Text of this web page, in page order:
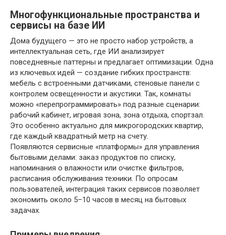
Многофункциональные пространства и
сервисы на базе ИИ
Дома будущего — это не просто набор устройств, а
интеллектуальная сеть, где ИИ анализирует
повседневные паттерны и предлагает оптимизации. Одна
из ключевых идей — создание гибких пространств:
мебель с встроенными датчиками, стеновые панели с
контролем освещенности и акустики. Так, комнаты
можно «перепрограммировать» под разные сценарии:
рабочий кабинет, игровая зона, зона отдыха, спортзал.
Это особенно актуально для микрогородских квартир,
где каждый квадратный метр на счету.
Появляются сервисные «платформы» для управления
бытовыми делами: заказ продуктов по списку,
напоминания о влажности или очистке фильтров,
расписания обслуживания техники. По опросам
пользователей, интеграция таких сервисов позволяет
экономить около 5–10 часов в месяц на бытовых
задачах.